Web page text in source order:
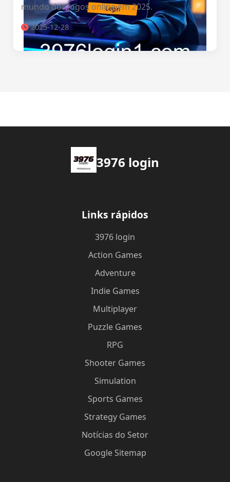
mundo dos jogos online em 2025.
2025-12-28
3976 login
Links rápidos
3976 login
Action Games
Adventure
Indie Games
Multiplayer
Puzzle Games
RPG
Shooter Games
Simulation
Sports Games
Strategy Games
Notícias do Setor
Google Sitemap